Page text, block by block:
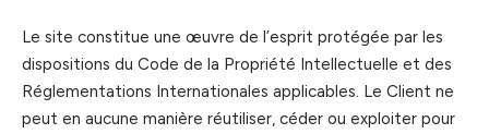
Le site constitue une œuvre de l’esprit protégée par les
dispositions du Code de la Propriété Intellectuelle et des
Réglementations Internationales applicables. Le Client ne
peut en aucune manière réutiliser, céder ou exploiter pour